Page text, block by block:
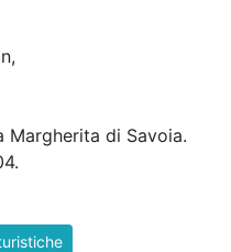
Margherita di Savoia.